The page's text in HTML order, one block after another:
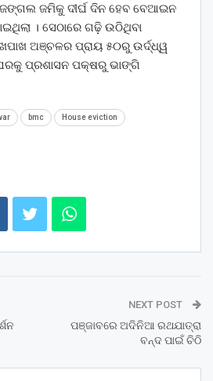
ଜମିକୁ ଦୀର୍ଘ ଦିନ ହେବ ବେଆଇନ
। ସେଠାରେ ଗଢ଼ି ଉଠିଥିବା
ଅଞ୍ଚଳର ପ୍ରାୟ ୫୦ରୁ ଉର୍ଦ୍ଧ୍ୱ
ପ୍ରଶାସନ ପକ୍ଷରୁ ଭାଙ୍ଗି
bmc House eviction
NEXT POST
ପଞ୍ଜାବରେ ଅଦିନିଆ ରଥଯାତ୍ରା
ବନ୍ଦ ପାଇଁ ଚିଠି